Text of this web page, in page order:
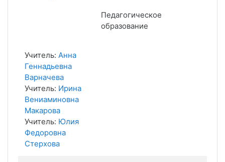
Педагогическое
образование
Учитель: Анна
Геннадьевна
Варначева
Учитель: Ирина
Вениаминовна
Макарова
Учитель: Юлия
Федоровна
Стерхова